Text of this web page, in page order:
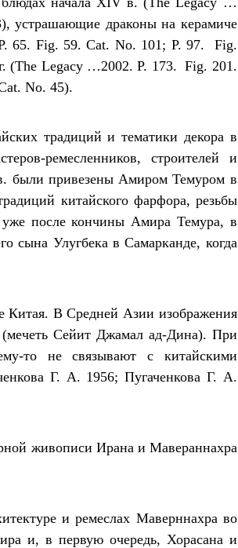
устрашающие драконы на керамиче
65. Fig. 59. Сat. No. 101; P. 97. Fig.
(The Legacy …2002. P. 173. Fig. 201.
No. 45).
традиций и тематики декора в
ремесленников, строителей и
были привезены Амиром Темуром в
китайского фарфора, резьбы
после кончины Амира Темура, в
Улугбека в Самарканде, когда
Китая. В Средней Азии изображения
Сейит Джамал ад-Дина). При
то не связывают с китайскими
Г. А. 1956; Пугаченкова Г. А.
живописи Ирана и Мавераннахра
и ремеслах Маверннахра во
и, в первую очередь, Хорасана и